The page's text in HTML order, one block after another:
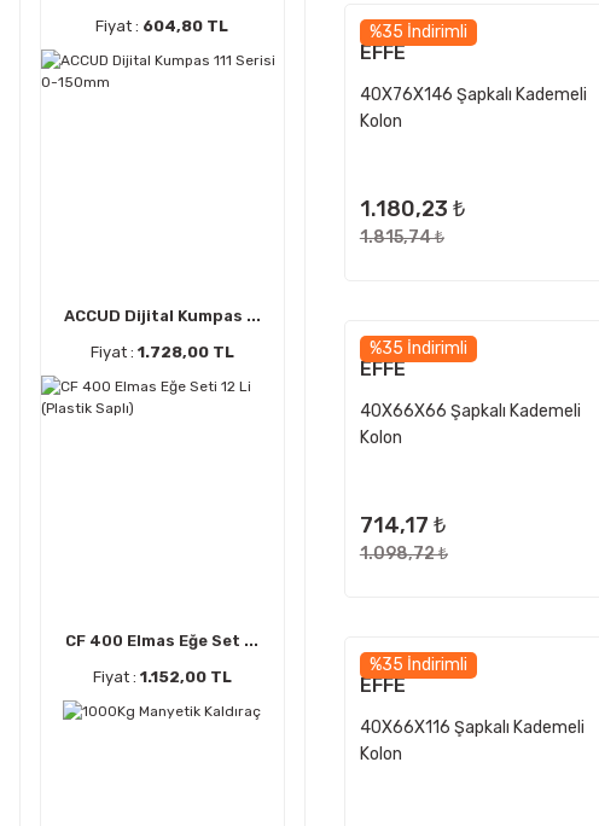
Fiyat : 604,80 TL
ACCUD Dijital Kumpas ...
Fiyat : 1.728,00 TL
CF 400 Elmas Eğe Set ...
Fiyat : 1.152,00 TL
%35 İndirimli
EFFE
40X76X146 Şapkalı Kademeli
Kolon
1.180,23 ₺
1.815,74 ₺
%35 İndirimli
EFFE
40X66X66 Şapkalı Kademeli
Kolon
714,17 ₺
1.098,72 ₺
%35 İndirimli
EFFE
40X66X116 Şapkalı Kademeli
Kolon